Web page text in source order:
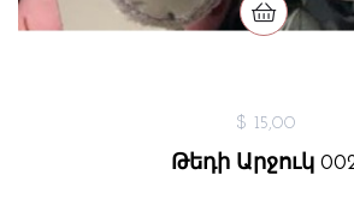
$ 15,00
Թեդի Արջուկ